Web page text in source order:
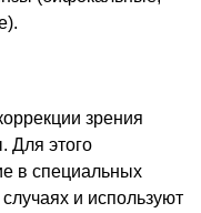
зрения
Для этого
в специальных
и используют